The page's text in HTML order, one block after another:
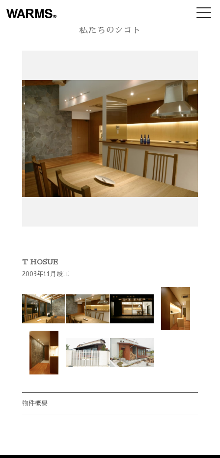
私たちのシゴト
T HOSUE
2003年11月竣工